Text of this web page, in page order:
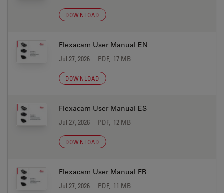
DOWNLOAD
Flexacam User Manual EN
Jul 27, 2026 PDF, 17 MB
DOWNLOAD
Flexacam User Manual ES
Jul 27, 2026 PDF, 12 MB
DOWNLOAD
Flexacam User Manual FR
Jul 27, 2026 PDF, 11 MB